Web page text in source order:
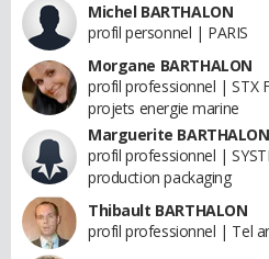
Michel BARTHALON
profil personnel | PARIS
Morgane BARTHALON
profil professionnel | STX
projets energie marine
Marguerite BARTHALON
profil professionnel |
production packaging
Thibault BARTHALON
profil professionnel | Tel